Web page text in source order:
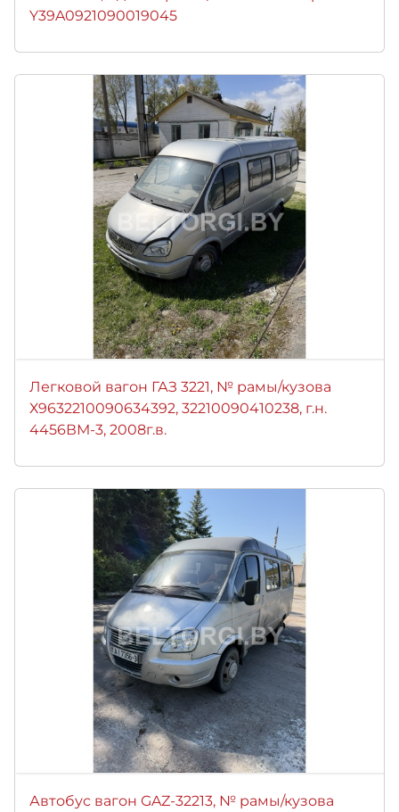
Y39A0921090019045
Легковой вагон ГАЗ 3221, № рамы/кузова
Х9632210090634392, 32210090410238, г.н.
4456ВМ-3, 2008г.в.
Автобус вагон GAZ-32213, № рамы/кузова